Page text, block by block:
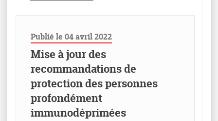
Publié le 04 avril 2022
Mise à jour des
recommandations de
protection des personnes
profondément
immunodéprimées